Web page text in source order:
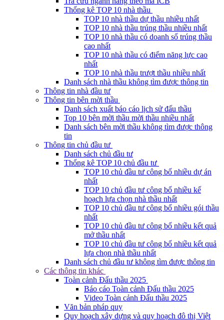
Thống kê TOP 10 nhà thầu
TOP 10 nhà thầu dự thầu nhiều nhất
TOP 10 nhà thầu trúng thầu nhiều nhất
TOP 10 nhà thầu có doanh số trúng thầu
cao nhất
TOP 10 nhà thầu có điểm năng lực cao
nhất
TOP 10 nhà thầu trượt thầu nhiều nhất
Danh sách nhà thầu không tìm được thông tin
Thông tin nhà đầu tư
Thông tin bên mời thầu
Danh sách xuất báo cáo lịch sử đấu thầu
Top 10 bên mời thầu mời thầu nhiều nhất
Danh sách bên mời thầu không tìm được thông
tin
Thông tin chủ đầu tư
Danh sách chủ đầu tư
Thống kê TOP 10 chủ đầu tư
TOP 10 chủ đầu tư công bố nhiều dự án
nhất
TOP 10 chủ đầu tư công bố nhiều kế
hoạch lựa chọn nhà thầu nhất
TOP 10 chủ đầu tư công bố nhiều gói thầu
nhất
TOP 10 chủ đầu tư công bố nhiều kết quả
mở thầu nhất
TOP 10 chủ đầu tư công bố nhiều kết quả
lựa chọn nhà thầu nhất
Danh sách chủ đầu tư không tìm được thông tin
Các thông tin khác
Toàn cảnh Đấu thầu 2025
Báo cáo Toàn cảnh Đấu thầu 2025
Video Toàn cảnh Đấu thầu 2025
Văn bản pháp quy
Quy hoạch xây dựng và quy hoạch đô thị Việt